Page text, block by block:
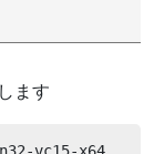
ます